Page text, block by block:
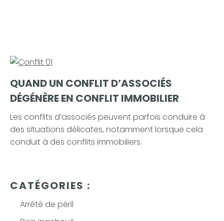
QUAND UN CONFLIT D’ASSOCIÉS
DÉGÉNÈRE EN CONFLIT IMMOBILIER
Les conflits d’associés peuvent parfois conduire à
des situations délicates, notamment lorsque cela
conduit à des conflits immobiliers.
CATÉGORIES :
Arrêté de péril